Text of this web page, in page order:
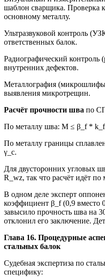
шаблон сварщика. Проверка
основному металлу.
Ультразвуковой контроль
ответственных балок.
Радиографический контроль
внутренних дефектов.
Металлография
выявления микротрещин.
Расчёт прочности шва по
По металлу шва: M ≤ β_f *
По металлу границы
γ_c.
Для двусторонних угловых
R_wz, так что расчёт идёт
В одном деле эксперт
коэффициент β_f (0,9 вместо
завысило прочность шва на
отклонил его заключение.
Глава 16. Процедурные
стальных балок
Судебная экспертиза по
специфику: